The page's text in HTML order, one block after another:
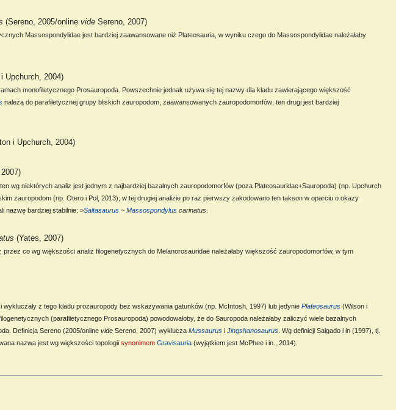
(Sereno, 2005/onlinevide Sereno, 2007)
Massospondylidae jest bardziej zaawansowane niż Plateosauria, w wyniku czego do Massospondylidae należałaby
Upchurch, 2004)
monofiletycznego Prosauropoda. Powszechnie jednak używa się tej nazwy dla kladu zawierającego większość
należą do parafiletycznej grupy bliskich zauropodom, zaawansowanych zauropodomorfów; ten drugi jest bardziej
i Upchurch, 2004)
wg niektórych analiz jest jednym z najbardziej bazalnych zauropodomorfów (poza Plateosauridae+Sauropoda) (np. Upchurch
zauropodom (np. Otero i Pol, 2013); w tej drugiej analizie po raz pierwszy zakodowano ten takson w oparciu o okazy
nazwę bardziej stabilnie: >Saltasaurus~ Massospondyluscarinatus.
(Yates, 2007)
co wg większości analiz filogenetycznych do Melanorosauridae należałaby większość zauropodomorfów, w tym
z tego kladu prozauropody bez wskazywania gatunków (np. McIntosh, 1997) lub jedynie Plateosaurus(Wilson i
(parafiletycznego Prosauropoda) powodowałoby, że do Sauropoda należałaby zaliczyć wiele bazalnych
Definicja Sereno (2005/online videSereno, 2007) wyklucza Mussaurusi Jingshanosaurus. Wg definicji Salgado i in (1997), tj.
nazwa jest wg większości topologii synonimem Gravisauria(wyjątkiem jest McPhee i in., 2014).